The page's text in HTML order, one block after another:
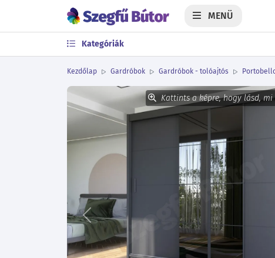
MENÜ
Kategóriák
Kezdőlap Gardróbok Gardróbok - tolóajtós
Kattints a képre, hogy lásd, mi
Előző